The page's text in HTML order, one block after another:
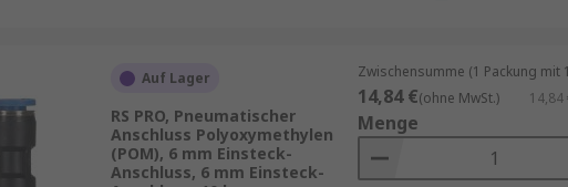
Auf Lager
RS PRO, Pneumatischer
Anschluss Polyoxymethylen
(POM), 6 mm Einsteck-
Anschluss, 6 mm Einsteck-
Zwischensumme (1 Packung mit
14,84 €(ohne MwSt.) 14,84
Menge